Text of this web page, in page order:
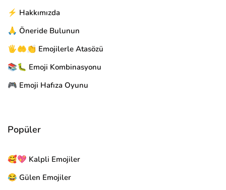
⚡ Hakkımızda
🙏 Öneride Bulunun
🖐🤲👏 Emojilerle Atasözü
📚🐛 Emoji Kombinasyonu
🎮 Emoji Hafıza Oyunu
Popüler
🥰💖 Kalpli Emojiler
😂 Gülen Emojiler